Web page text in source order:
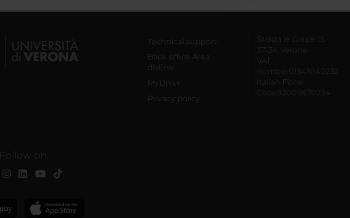
Technical support
Back office Area -
dbErw
MyUnivr
Privacy policy
Strada le Grazie 15
37134 Verona
VAT
number01541040232
Italian Fiscal
Code93009870234
Follow on